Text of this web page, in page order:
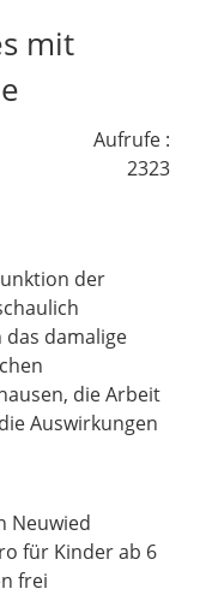
mit
Aufrufe :
2323
der
das damalige
die Arbeit
Auswirkungen
Neuwied
für Kinder ab 6
frei